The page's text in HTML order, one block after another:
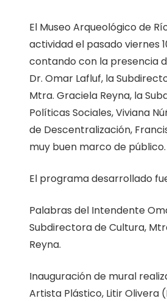
El Museo Arqueológico de
actividad el pasado viernes
contando con la presencia
Dr. Omar Lafluf, la
Mtra. Graciela Reyna, la
Políticas Sociales, Viviana
de Descentralización,
muy buen marco de público.
El programa desarrollado
Palabras del Intendente
Subdirectora de Cultura,
Reyna.
Inauguración de mural
Artista Plástico, Litir Olivera